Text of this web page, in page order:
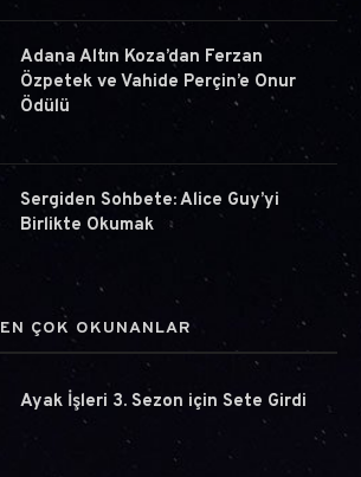
Adana Altın Koza’dan Ferzan
Özpetek ve Vahide Perçin’e Onur
Ödülü
Sergiden Sohbete: Alice Guy’yi
Birlikte Okumak
EN ÇOK OKUNANLAR
Ayak İşleri 3. Sezon için Sete Girdi